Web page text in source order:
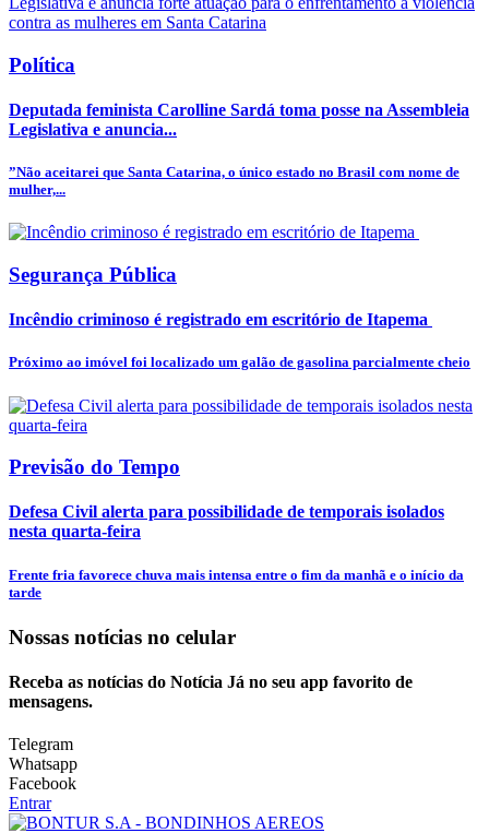
Política
Deputada feminista Carolline Sardá toma posse na Assembleia
Legislativa e anuncia...
”Não aceitarei que Santa Catarina, o único estado no Brasil com nome de
mulher,...
Segurança Pública
Incêndio criminoso é registrado em escritório de Itapema
Próximo ao imóvel foi localizado um galão de gasolina parcialmente cheio
Previsão do Tempo
Defesa Civil alerta para possibilidade de temporais isolados
nesta quarta-feira
Frente fria favorece chuva mais intensa entre o fim da manhã e o início da
tarde
Nossas notícias no celular
Receba as notícias do Notícia Já no seu app favorito de
mensagens.
Telegram
Whatsapp
Facebook
Entrar